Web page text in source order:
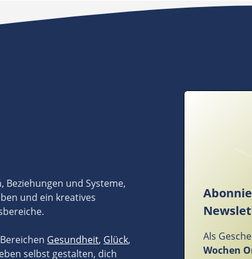
Beziehungen und Systeme,
und ein kreatives
Gesundheit, Glück,
selbst gestalten, dich
Als
Wochen